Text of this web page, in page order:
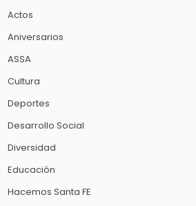
Actos
Aniversarios
ASSA
Cultura
Deportes
Desarrollo Social
Diversidad
Educación
Hacemos Santa FE